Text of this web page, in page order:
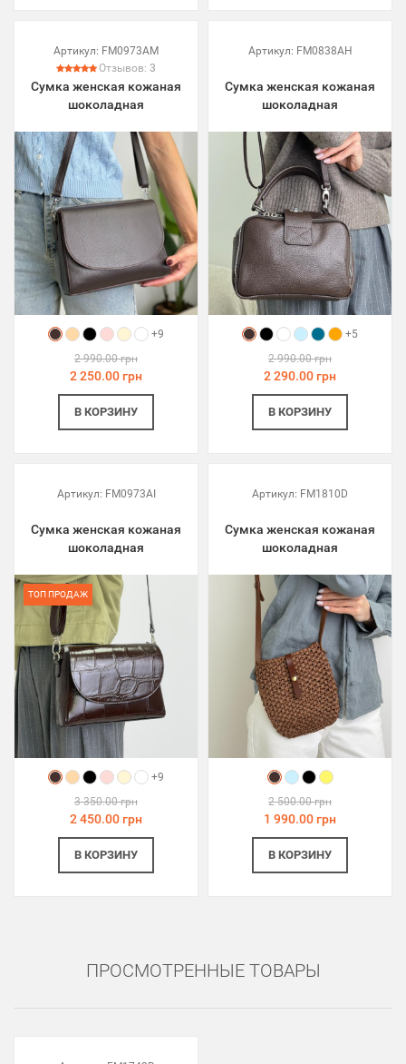
Артикул: FM0973AM
Отзывов: 3
Сумка женская кожаная
шоколадная
+9
2 990.00 грн
2 250.00 грн
В КОРЗИНУ
Артикул: FM0838AH
Сумка женская кожаная
шоколадная
+5
2 990.00 грн
2 290.00 грн
В КОРЗИНУ
Артикул: FM0973AI
Сумка женская кожаная
шоколадная
ТОП ПРОДАЖ
+9
3 350.00 грн
2 450.00 грн
В КОРЗИНУ
Артикул: FM1810D
Сумка женская кожаная
шоколадная
2 500.00 грн
1 990.00 грн
В КОРЗИНУ
ПРОСМОТРЕННЫЕ ТОВАРЫ